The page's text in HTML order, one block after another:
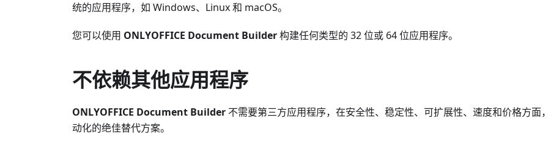
统的应用程序，如 Windows、Linux 和 macOS。
您可以使用 ONLYOFFICE Document Builder构建任何类型的 32 位或 64 位应用程序。
不依赖其他应用程序
ONLYOFFICE Document Builder 不需要第三方应用程序，在安全性、稳定性、可扩展性、速度和价格方面
动化的绝佳替代方案。